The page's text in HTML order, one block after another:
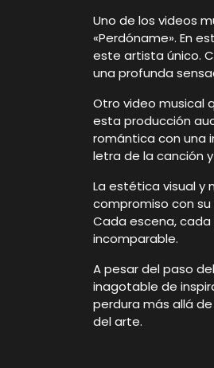
Uno de los videos
«Perdóname». En
este artista único.
una profunda
Otro video musical
esta producción
romántica con una
letra de la canción
La estética visual y
compromiso con
Cada escena,
incomparable.
A pesar del paso
inagotable de
perdura más allá
del arte.